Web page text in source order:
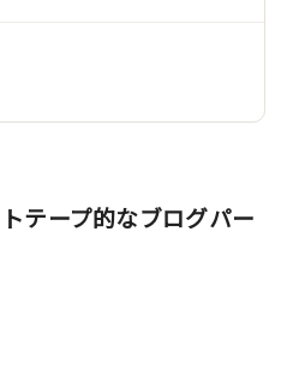
テープ的なブログパー